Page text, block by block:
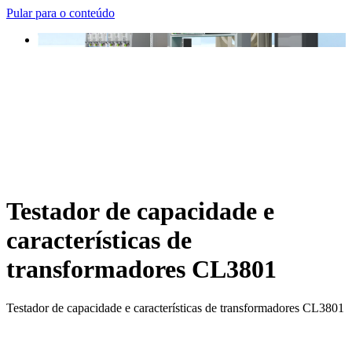
Pular para o conteúdo
Testador de capacidade e
características de
transformadores CL3801
Testador de capacidade e características de transformadores CL3801